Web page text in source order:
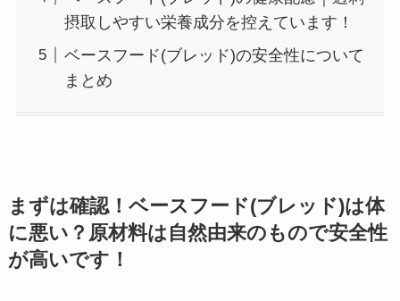
摂取しやすい栄養成分を控えています！
ベースフード(ブレッド)の安全性について
まとめ
まずは確認！ベースフード(ブレッド)は体
に悪い？原材料は自然由来のもので安全性
が高いです！